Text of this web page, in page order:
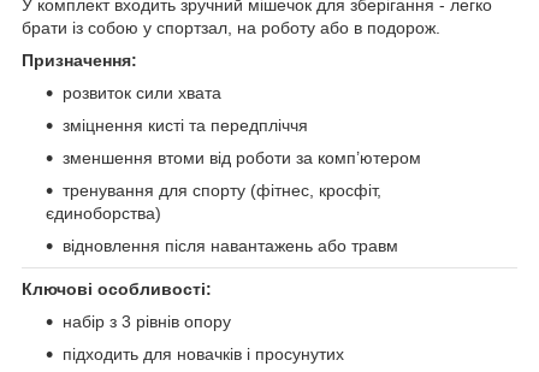
У комплект входить зручний мішечок для зберігання - легко
брати із собою у спортзал, на роботу або в подорож.
Призначення:
розвиток сили хвата
зміцнення кисті та передпліччя
зменшення втоми від роботи за комп’ютером
тренування для спорту (фітнес, кросфіт,
єдиноборства)
відновлення після навантажень або травм
Ключові особливості:
набір з 3 рівнів опору
підходить для новачків і просунутих